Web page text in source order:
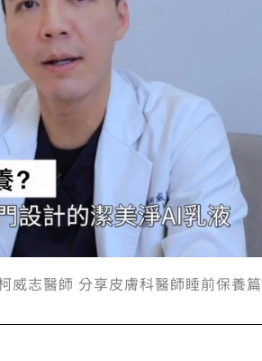
威志醫師 分享皮膚科醫師睡前保養篇